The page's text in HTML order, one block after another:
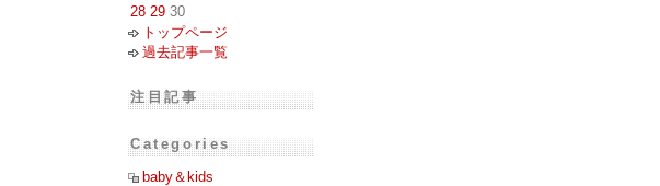
28 29 30
トップページ
過去記事一覧
注目記事
Categories
baby＆kids